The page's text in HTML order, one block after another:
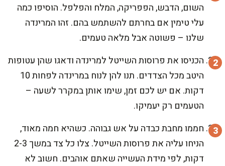
השום, הדבש, הפפריקה, המלח והפלפל. הוסיפו כמה
עלי טימין אם בחרתם להשתמש בהם. זהו המרינדה
שלנו – פשוטה אבל מלאה טעמים.
הכניסו את פרוסות השייטל למרינדה ודאגו שהן עטופות
היטב מכל הצדדים. תנו להן לנוח במרינדה לפחות 10
דקות. אם יש לכם זמן, שימו אותן במקרר לשעה –
הטעמים רק יעמיקו.
חממו מחבת כבדה על אש גבוהה. כשהיא חמה מאוד,
הניחו עליה את פרוסות השייטל. צלו כל צד במשך 2-3
דקות, לפי מידת העשייה שאתם אוהבים. חשוב לא